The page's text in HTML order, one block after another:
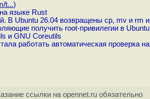
t...)
языке Rust
В Ubuntu 26.04 возвращены cp, mv и rm
получить root-привилегии в Ubuntu
и GNU Coreutils
работать автоматическая проверка
ссылки на opennet.ru обязательно